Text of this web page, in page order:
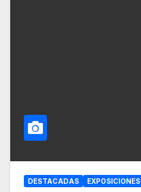
DESTACADAS EXPOSICIONES